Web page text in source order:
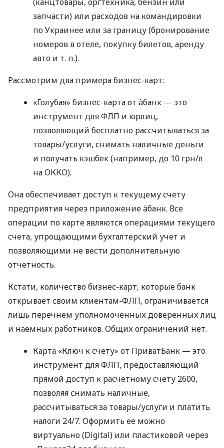
запчасти) или расходов на командировки
по Украинее или за границу (бронирование
номеров в отеле, покупку билетов, аренду
авто и т. п.).
Рассмотрим два примера бизнес-карт:
«Голубая» бизнес-карта от àбанк — это
инструмент для ФЛП и юрлиц,
позволяющий бесплатно рассчитываться за
товары/услуги, снимать наличные деньги
и получать кэшбек (например, до 10 грн/л
на ОККО).
Она обеспечивает доступ к текущему счету
предприятия через приложение àбанк. Все
операции по карте являются операциями текущего
счета, упрощающими бухгалтерский учет и
позволяющими не вести дополнительную
отчетность.
Кстати, количество бизнес-карт, которые банк
открывает своим клиентам-ФЛП, ограничивается
лишь перечнем уполномоченных доверенных лиц
и наемных работников. Общих ограничений нет.
Карта «Ключ к счету» от ПриватБанк — это
инструмент для ФЛП, предоставляющий
прямой доступ к расчетному счету 2600,
позволяя снимать наличные,
рассчитываться за товары/услуги и платить
налоги 24/7. Оформить ее можно
виртуально (Digital) или пластиковой через